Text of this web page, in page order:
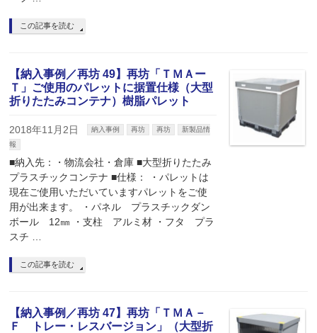
この記事を読む
【納入事例／再坊 49】再坊「ＴＭＡー
Ｔ」ご使用のパレットに据置仕様（大型
折りたたみコンテナ）樹脂パレット
2018年11月2日 納入事例 再坊 再坊
新製品情
報
■納入先：・物流会社・倉庫 ■大型折りたたみ
プラスチックコンテナ ■仕様： ・パレットは
現在ご使用いただいていますパレットをご使
用が出来ます。 ・パネル プラスチックダン
ボール 12㎜ ・支柱 アルミ材 ・フタ プラ
スチ …
この記事を読む
【納入事例／再坊 47】再坊「ＴＭＡ－
Ｆ トレー・レスバージョン」（大型折